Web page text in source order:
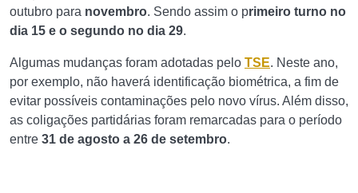
outubro para novembro. Sendo assim o primeiro turno no
dia 15 e o segundo no dia 29.
Algumas mudanças foram adotadas pelo TSE. Neste ano,
por exemplo, não haverá identificação biométrica, a fim de
evitar possíveis contaminações pelo novo vírus. Além disso,
as coligações partidárias foram remarcadas para o período
entre 31 de agosto a 26 de setembro.